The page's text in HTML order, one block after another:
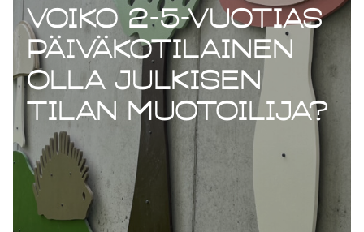
Voiko 2-5-vuotias
päiväkotilainen
olla julkisen
tilan muotoilija?